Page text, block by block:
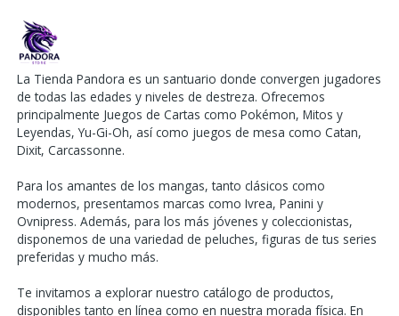
La Tienda Pandora es un santuario donde convergen jugadores
de todas las edades y niveles de destreza. Ofrecemos
principalmente Juegos de Cartas como Pokémon, Mitos y
Leyendas, Yu-Gi-Oh, así como juegos de mesa como Catan,
Dixit, Carcassonne.
Para los amantes de los mangas, tanto clásicos como
modernos, presentamos marcas como Ivrea, Panini y
Ovnipress. Además, para los más jóvenes y coleccionistas,
disponemos de una variedad de peluches, figuras de tus series
preferidas y mucho más.
Te invitamos a explorar nuestro catálogo de productos,
disponibles tanto en línea como en nuestra morada física. En